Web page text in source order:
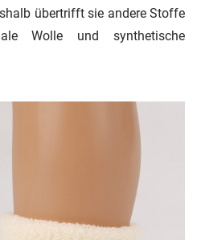
übertrifft sie andere Stoffe
Wolle und synthetische